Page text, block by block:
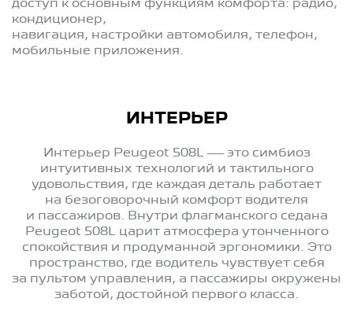
доступ к основным функциям комфорта: радио,
кондиционер,
навигация, настройки автомобиля, телефон,
мобильные приложения.
ИНТЕРЬЕР
Интерьер Peugeot 508L — это симбиоз
интуитивных технологий и тактильного
удовольствия, где каждая деталь работает
на безоговорочный комфорт водителя
и пассажиров. Внутри флагманского седана
Peugeot 508L царит атмосфера утонченного
спокойствия и продуманной эргономики. Это
пространство, где водитель чувствует себя
за пультом управления, а пассажиры окружены
заботой, достойной первого класса.